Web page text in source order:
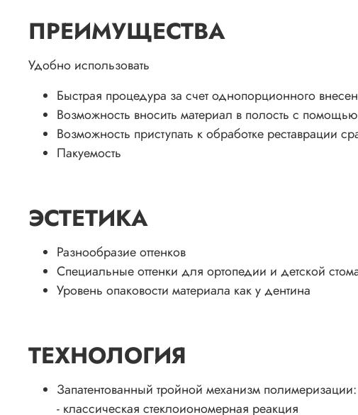
ПРЕИМУЩЕСТВА
Удобно использовать
Быстрая процедура за счет однопорционного
Возможность вносить материал в полость с
Возможность приступать к обработке реставрации
Пакуемость
ЭСТЕТИКА
Разнообразие оттенков
Специальные оттенки для ортопедии и детской
Уровень опаковости материала как у дентина
ТЕХНОЛОГИЯ
Запатентованный тройной механизм полимеризации:
- классическая стеклоиономерная реакция